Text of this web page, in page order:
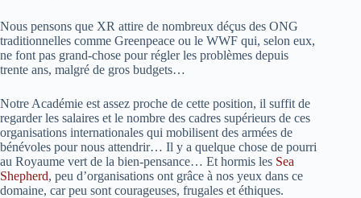
Nous pensons que XR attire de nombreux déçus des ONG
traditionnelles comme Greenpeace ou le WWF qui, selon eux,
ne font pas grand-chose pour régler les problèmes depuis
trente ans, malgré de gros budgets…
Notre Académie est assez proche de cette position, il suffit de
regarder les salaires et le nombre des cadres supérieurs de ces
organisations internationales qui mobilisent des armées de
bénévoles pour nous attendrir… Il y a quelque chose de pourri
au Royaume vert de la bien-pensance… Et hormis les Sea
Shepherd, peu d’organisations ont grâce à nos yeux dans ce
domaine, car peu sont courageuses, frugales et éthiques.